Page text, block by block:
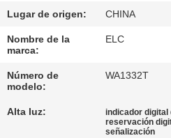
CALIDAD
ÉNTRENOS
EN
CONTACTO
Lugar de origen: CHINA
Nombre de la
marca:
ELC
Número de
modelo:
WA1332T
Alta luz: indicador digital
reservación
señalización